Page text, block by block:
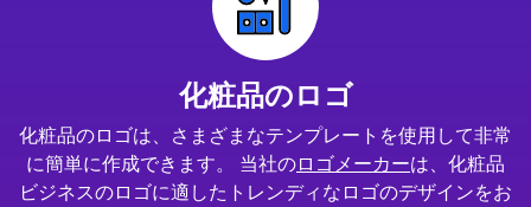
化粧品のロゴ
化粧品のロゴは、さまざまなテンプレートを使用して非常
に簡単に作成できます。 当社のロゴメーカーは、化粧品
ビジネスのロゴに適したトレンディなロゴのデザインをお